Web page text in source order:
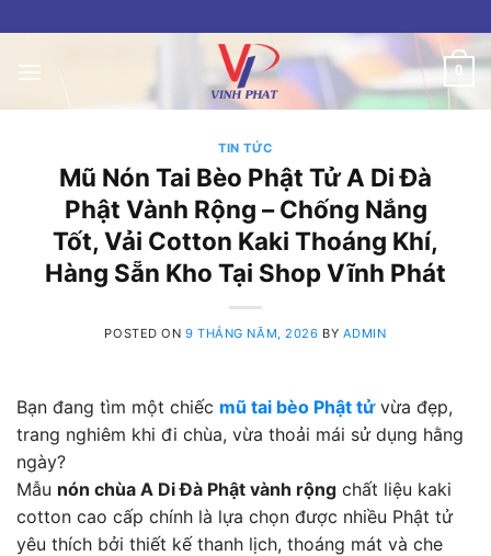
to
content
0
TIN TỨC
Mũ Nón Tai Bèo Phật Tử A Di Đà
Phật Vành Rộng – Chống Nắng
Tốt, Vải Cotton Kaki Thoáng Khí,
Hàng Sẵn Kho Tại Shop Vĩnh Phát
POSTED ON 9 THÁNG NĂM, 2026 BY ADMIN
Bạn đang tìm một chiếc mũ tai bèo Phật tửvừa đẹp,
trang nghiêm khi đi chùa, vừa thoải mái sử dụng hằng
ngày?
Mẫu nón chùa A Di Đà Phật vành rộng chất liệu kaki
cotton cao cấp chính là lựa chọn được nhiều Phật tử
yêu thích bởi thiết kế thanh lịch, thoáng mát và che